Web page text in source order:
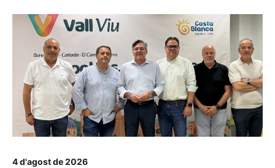
4 d'agost de 2026